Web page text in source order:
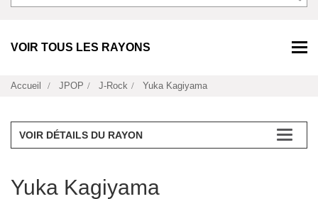
VOIR TOUS LES RAYONS
Accueil JPOP J-Rock Yuka Kagiyama
VOIR DÉTAILS DU RAYON
Yuka Kagiyama